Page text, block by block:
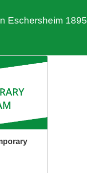
Eschersheim 1895